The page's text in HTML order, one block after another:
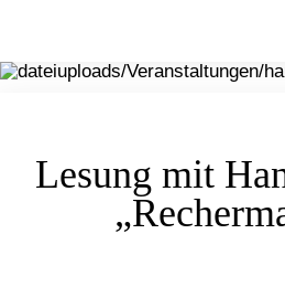
Lesung mit